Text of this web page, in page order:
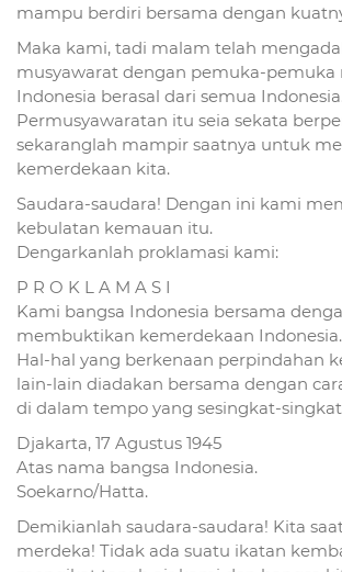
mampu berdiri bersama dengan
Maka kami, tadi malam telah
musyawarat dengan pemuka-pemuka
Indonesia berasal dari semua Indonesia.
Permusyawaratan itu seia sekata
sekaranglah mampir saatnya untuk
kemerdekaan kita.
Saudara-saudara! Dengan ini kami
kebulatan kemauan itu.
Dengarkanlah proklamasi kami:
P R O K L A M A S I
Kami bangsa Indonesia bersama
membuktikan kemerdekaan Indonesia.
Hal-hal yang berkenaan perpindahan
lain-lain diadakan bersama dengan
di dalam tempo yang sesingkat-
Djakarta, 17 Agustus 1945
Atas nama bangsa Indonesia.
Soekarno/Hatta.
Demikianlah saudara-saudara! Kita
merdeka! Tidak ada suatu ikatan